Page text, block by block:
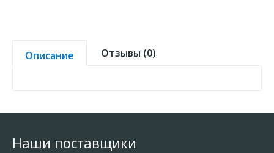
Описание Отзывы (0)
Наши поставщики